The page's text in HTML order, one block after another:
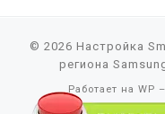
© 2026 Настройка
региона
Работает на WP